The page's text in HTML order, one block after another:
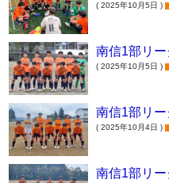
( 2025年10月5日 )
南信1部リ
( 2025年10月5日 )
南信1部リ
( 2025年10月4日 )
南信1部リ